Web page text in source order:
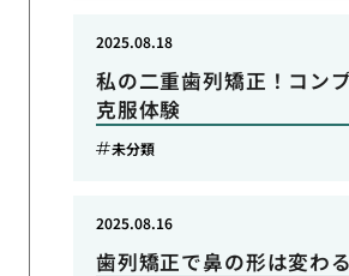
私の二重歯列矯正！コン
克服体験
2025.08.18
未分類
歯列矯正で鼻の形は変わ
2025.08.16